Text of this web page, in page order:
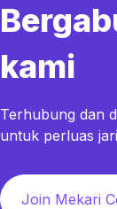
kami
Terhubung dan
untuk perluas
Join Mekari